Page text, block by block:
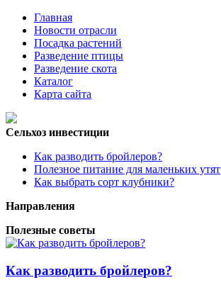
Главная
Новости отрасли
Посадка растений
Разведение птицы
Разведение скота
Каталог
Карта сайта
Сельхоз инвестиции
Как разводить бройлеров?
Полезное питание для маленьких утят
Как выбрать сорт клубники?
Направления
Полезные советы
Как разводить бройлеров?